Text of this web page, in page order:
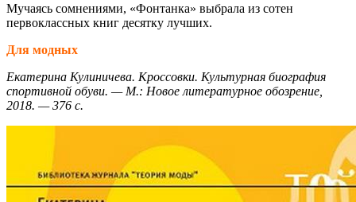
Мучаясь сомнениями, «Фонтанка» выбрала из сотен
первоклассных книг десятку лучших.
Для модных
Екатерина Кулиничева. Кроссовки. Культурная биография
спортивной обуви. — М.: Новое литературное обозрение,
2018. — 376 с.